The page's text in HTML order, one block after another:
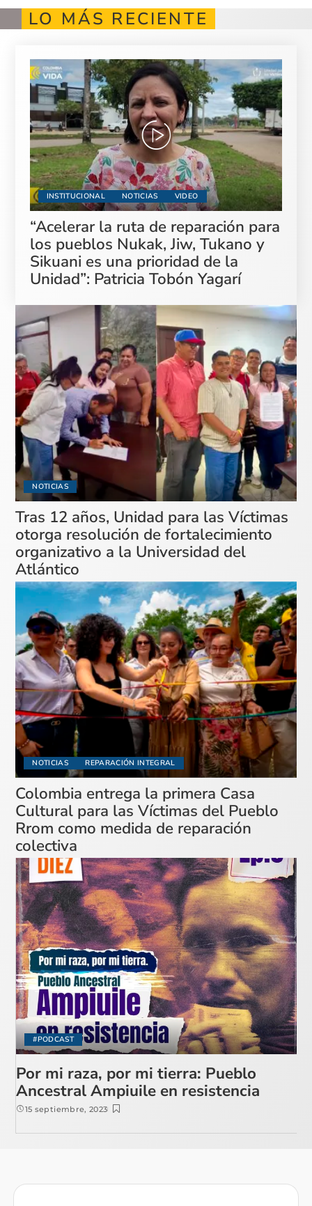
LO MÁS RECIENTE
INSTITUCIONAL NOTICIAS VIDEO
“Acelerar la ruta de reparación para
los pueblos Nukak, Jiw, Tukano y
Sikuani es una prioridad de la
Unidad”: Patricia Tobón Yagarí
NOTICIAS
Tras 12 años, Unidad para las Víctimas
otorga resolución de fortalecimiento
organizativo a la Universidad del
Atlántico
NOTICIAS REPARACIÓN INTEGRAL
Colombia entrega la primera Casa
Cultural para las Víctimas del Pueblo
Rrom como medida de reparación
colectiva
#PODCAST
Por mi raza, por mi tierra: Pueblo
Ancestral Ampiuile en resistencia
15 septiembre, 2023